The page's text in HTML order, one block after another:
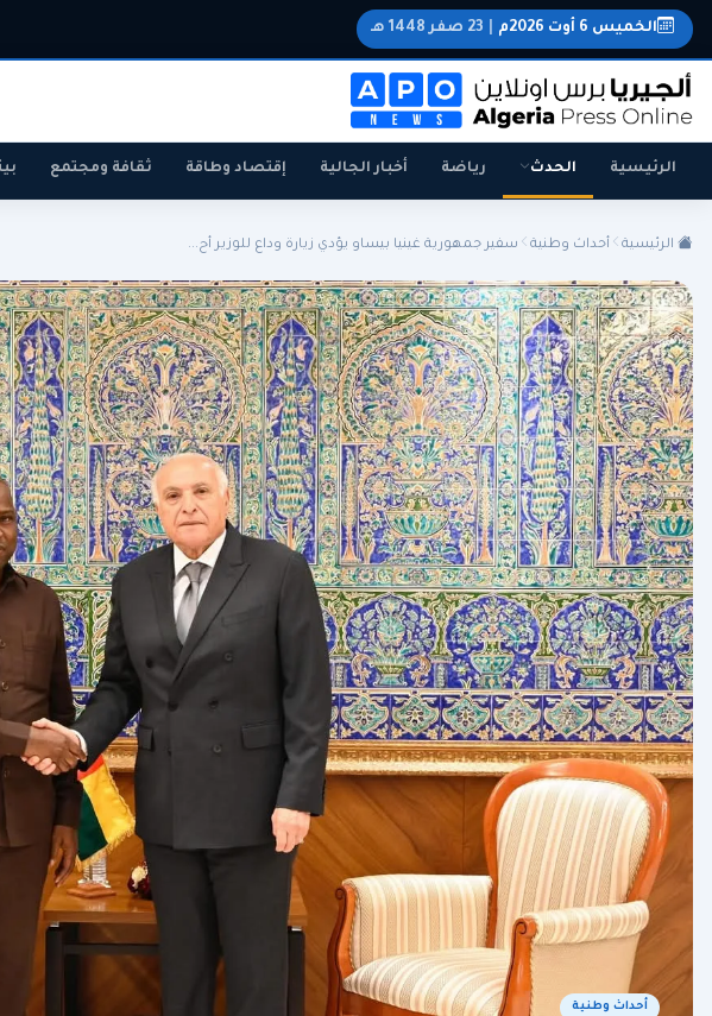
الجزائر الجالية المنتخب الوطني سياسة اقتصاد رياضة
الخميس 6 أوت 2026م 23 صفر 1448 هـ
الرئيسية الحدث رياضة أخبار الجالية إقتصاد وطاقة ثقافة ومجتمع
الرئيسية أحداث وطنية سفير جمهورية غينيا بيساو يؤدي زيارة وداع للوزير أح...
أحداث وطنية